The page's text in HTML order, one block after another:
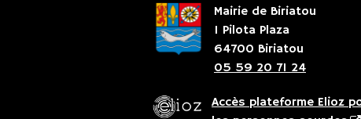
Mairie de Biriatou
1 Pilota Plaza
64700 Biriatou
05 59 20 71 24
Accès plateforme Elioz